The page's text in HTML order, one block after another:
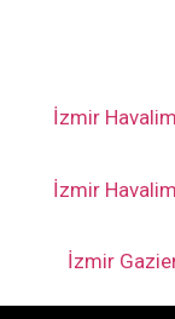
İzmir
İzmir
İzmir